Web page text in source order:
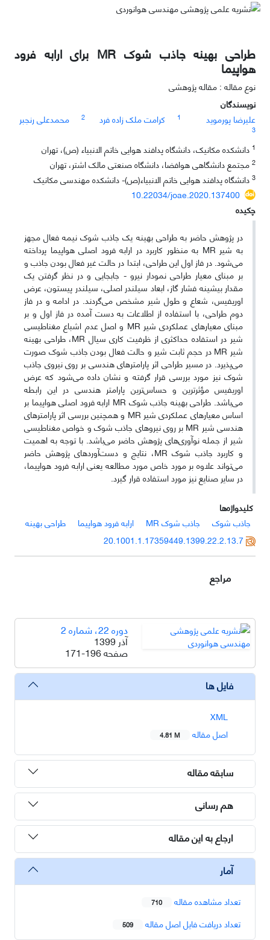
طراحی بهینه جاذب شوک MR برای ارابه فرود
هواپیما
نوع مقاله : مقاله پژوهشی
نویسندگان
علیرضا پورموید
1 کرامت ملک زاده فرد 2 محمدعلی رنجبر
3
1 دانشکده مکانیک، دانشگاه پدافند هوایی خاتم الانبیاء (ص)، تهران
2 مجتمع دانشگاهی هوافضا، دانشگاه صنعتی مالک اشتر، تهران
3 دانشگاه پدافند هوایی خاتم الانبیاء(ص)- دانشکده مهندسی مکانیک
10.22034/joae.2020.137400
چکیده
در پژوهش حاضر به طراحی بهینه یک جاذب شوک نیمه فعال مجهز
به شیر MR به منظور کاربرد در ارابه فرود اصلی هواپیما پرداخته
می‌شود. در فاز اول این طراحی، ابتدا در حالت غیر فعال بودن جاذب و
بر مبنای معیار طراحی نمودار نیرو - جابجایی و در نظر گرفتن یک
مقدار بیشینه فشار گاز، ابعاد سیلندر اصلی، سیلندر پیستون، عرض
اوریفیس، شعاع و طول شیر مشخص می‌گردند. در ادامه و در فاز
دوم طراحی، با استفاده از اطلاعات به دست آمده در فاز اول و بر
مبنای معیارهای عملکردی شیر MR و اصل عدم اشباع مغناطیسی
شیر در استفاده حداکثری از ظرفیت کاری سیال MR، طراحی بهینه
شیر MR در حجم ثابت شیر و حالت فعال بودن جاذب شوک صورت
می‌پذیرد. در مسیر طراحی اثر پارامترهای هندسی بر روی نیروی جاذب
شوک نیز مورد بررسی قرار گرفته و نشان داده می‌شود که عرض
اوریفیس مؤثرترین و حساس‌ترین پارامتر هندسی در این رابطه
می‌باشد. طراحی بهینه جاذب شوک MR ارابه فرود اصلی هواپیما بر
اساس معیارهای عملکردی شیر MR و همچنین بررسی اثر پارامترهای
هندسی شیر MR بر روی نیروهای جاذب شوک و خواص مغناطیسی
شیر از جمله نوآوری‌های پژوهش حاضر می‌باشد. با توجه به اهمیت
و کاربرد جاذب شوک MR، نتایج و دست‌آوردهای پژوهش حاضر
می‌تواند علاوه بر مورد خاص مورد مطالعه یعنی ارابه فرود هواپیما،
در سایر صنایع نیز مورد استفاده قرار گیرد.
کلیدواژه‌ها
جاذب شوک
جاذب شوک MR ارابه فرود هواپیما
طراحی بهینه
20.1001.1.17359449.1399.22.2.13.7
مراجع
دوره 22، شماره 2
آذر 1399
صفحه171-196
فایل ها
XML
اصل مقاله
4.81 M
سابقه مقاله
هم رسانی
ارجاع به این مقاله
آمار
تعداد مشاهده مقاله 710
تعداد دریافت فایل اصل مقاله 509